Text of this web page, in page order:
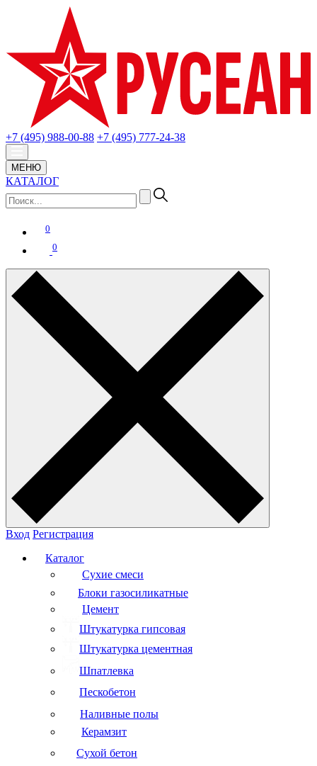
+7 (495) 988-00-88 +7 (495) 777-24-38
МЕНЮ
КАТАЛОГ
0
0
Вход Регистрация
Каталог
Сухие смеси
Блоки газосиликатные
Цемент
Штукатурка гипсовая
Штукатурка цементная
Шпатлевка
Пескобетон
Наливные полы
Керамзит
Сухой бетон